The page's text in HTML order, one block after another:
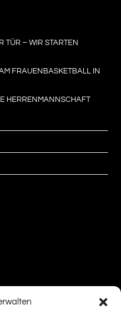
TÜR – WIR STARTEN
FRAUENBASKETBALL IN
HERRENMANNSCHAFT